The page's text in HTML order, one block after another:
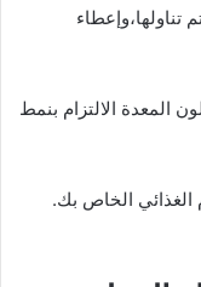
المعدة الالتزام بنمط
الغذائي الخاص بك.